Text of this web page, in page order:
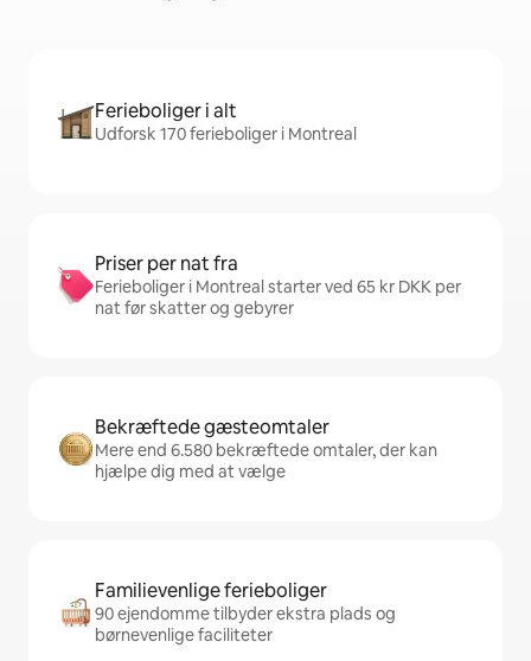
Ferieboliger i alt
Udforsk 170 ferieboliger i Montreal
Priser per nat fra
Ferieboliger i Montreal starter ved 65 kr DKK per
nat før skatter og gebyrer
Bekræftede gæsteomtaler
Mere end 6.580 bekræftede omtaler, der kan
hjælpe dig med at vælge
Familievenlige ferieboliger
90 ejendomme tilbyder ekstra plads og
børnevenlige faciliteter